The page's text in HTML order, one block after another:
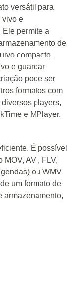
versátil para
vivo e
Ele permite a
de
compacto.
e guardar
pode ser
formatos com
players,
e MPlayer.
É possível
MOV, AVI, FLV,
ou WMV
um formato de
armazenamento,